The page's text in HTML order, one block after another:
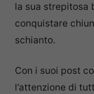
la sua strepitosa
conquistare
schianto.
Con i suoi post
l’attenzione di